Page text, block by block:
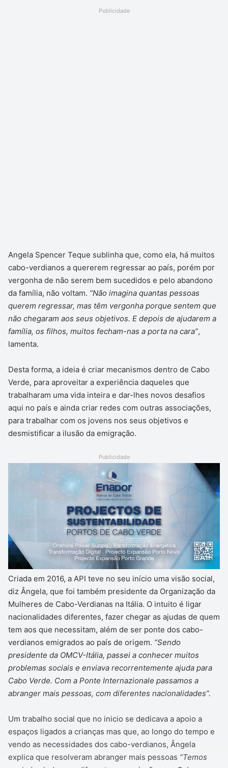
Publicidade
Angela Spencer Teque sublinha que, como ela, há muitos
cabo-verdianos a quererem regressar ao país, porém por
vergonha de não serem bem sucedidos e pelo abandono
da família, não voltam. “Não imagina quantas pessoas
querem regressar, mas têm vergonha porque sentem que
não chegaram aos seus objetivos. E depois de ajudarem a
família, os filhos, muitos fecham-nas a porta na cara”,
lamenta.
Desta forma, a ideia é criar mecanismos dentro de Cabo
Verde, para aproveitar a experiência daqueles que
trabalharam uma vida inteira e dar-lhes novos desafios
aqui no país e ainda criar redes com outras associações,
para trabalhar com os jovens nos seus objetivos e
desmistificar a ilusão da emigração.
Publicidade
Criada em 2016, a API teve no seu início uma visão social,
diz Ângela, que foi também presidente da Organização da
Mulheres de Cabo-Verdianas na Itália. O intuito é ligar
nacionalidades diferentes, fazer chegar as ajudas de quem
tem aos que necessitam, além de ser ponte dos cabo-
verdianos emigrados ao país de origem. “Sendo
presidente da OMCV-Itália, passei a conhecer muitos
problemas sociais e enviava recorrentemente ajuda para
Cabo Verde. Com a Ponte Internazionale passamos a
abranger mais pessoas, com diferentes nacionalidades”.
Um trabalho social que no inicio se dedicava a apoio a
espaços ligados a crianças mas que, ao longo do tempo e
vendo as necessidades dos cabo-verdianos, Ângela
explica que resolveram abranger mais pessoas “Temos